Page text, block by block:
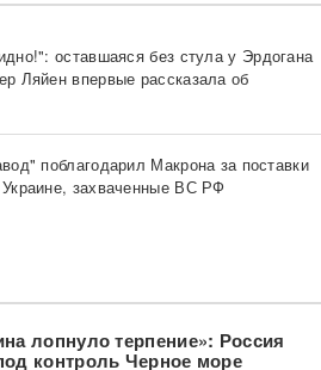
оставшаяся без стула у Эрдогана
Ляйен впервые рассказала об
поблагодарил Макрона за поставки
захваченные ВС РФ
лопнуло терпение»: Россия
контроль Черное море